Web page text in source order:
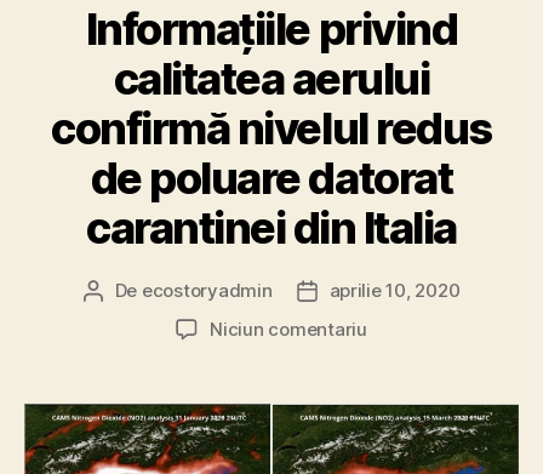
Informațiile privind
calitatea aerului
confirmă nivelul redus
de poluare datorat
carantinei din Italia
Autor
De ecostoryadmin
Dată
articol
aprilie 10, 2020
Niciun comentariula
calitatea
aerului
confirmă